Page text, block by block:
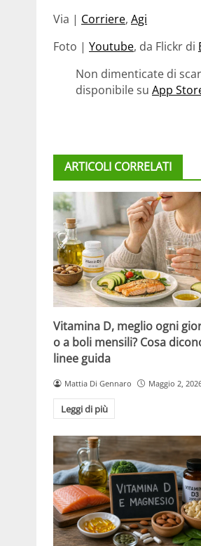
Via | Corriere, Agi
Foto | Youtube, da Flickr di
Non dimenticate di
disponibile su App
ARTICOLI CORRELATI
Vitamina D, meglio ogni
o a boli mensili? Cosa
linee guida
Mattia Di Gennaro Maggio 2,
Leggi di più